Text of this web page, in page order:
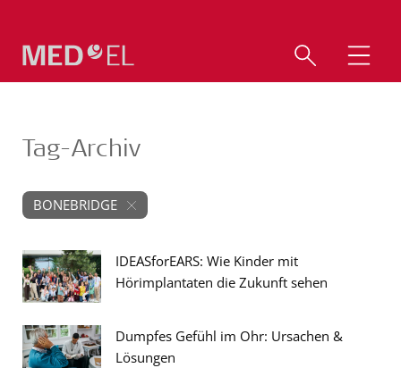
Tag-Archiv
BONEBRIDGE
IDEASforEARS: Wie Kinder mit
Hörimplantaten die Zukunft sehen
Dumpfes Gefühl im Ohr: Ursachen &
Lösungen